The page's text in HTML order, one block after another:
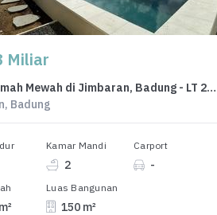
Miliar
Dijual rumah Mewah di Jimbaran, Badung - LT 200m²
Badung
Kamar Mandi
2
Carport
-
Luas Bangunan
150 m²